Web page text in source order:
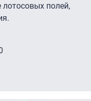
лотосовых полей,